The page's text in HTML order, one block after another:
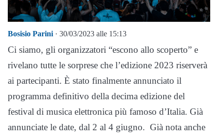
Bosisio Parini · 30/03/2023 alle 15:13
Ci siamo, gli organizzatori “escono allo scoperto” e
rivelano tutte le sorprese che l’edizione 2023 riserverà
ai partecipanti. È stato finalmente annunciato il
programma definitivo della decima edizione del
festival di musica elettronica più famoso d’Italia. Già
annunciate le date, dal 2 al 4 giugno. Già nota anche